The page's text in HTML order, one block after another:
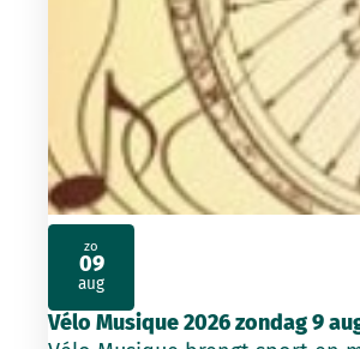
Vélo Musique 2026 zondag 9
zo
09
aug
2026